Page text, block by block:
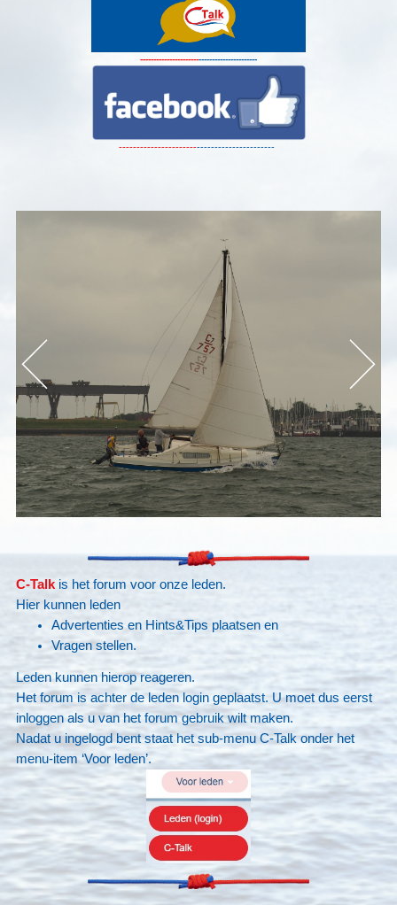
--------------------------------------------
--------------------------------------------
C-Talkis het forum voor onze leden.
Hier kunnen leden
Advertenties en Hints&Tips plaatsen en
Vragen stellen.
Leden kunnen hierop reageren.
Het forum is achter de leden login geplaatst. U moet dus eerst
inloggen als u van het forum gebruik wilt maken.
Nadat u ingelogd bent staat het sub-menu C-Talk onder het
menu-item ‘Voor leden’.